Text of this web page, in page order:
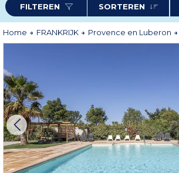
FILTEREN SORTEREN
Home FRANKRIJK Provence en Luberon